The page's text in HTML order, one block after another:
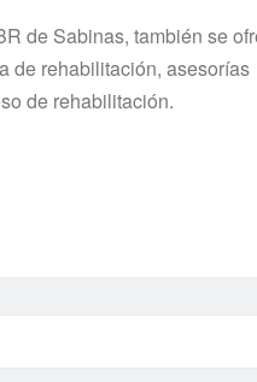
de Sabinas, también se
de rehabilitación, asesorías
de rehabilitación.